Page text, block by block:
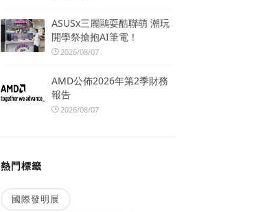
ASUSx三麗鷗耍酷聯萌 潮玩
開學祭搶抱AI筆電！
2026/08/07
AMD公佈2026年第2季財務
報告
2026/08/07
熱門標籤
國際發明展